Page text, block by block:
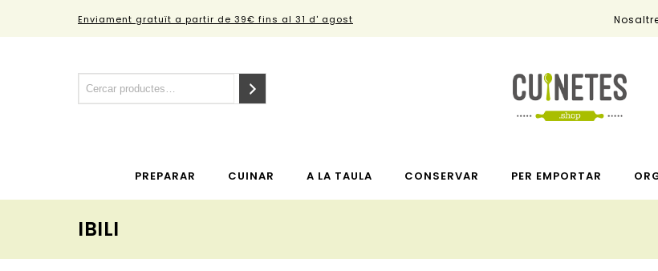
Enviament gratuït a partir de 39€ fins al 31 d' agost
PREPARAR CUINAR A LA TAULA CONSERVAR PER EMPORTAR
IBILI